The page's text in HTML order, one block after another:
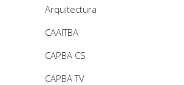
Arquitectura
CAAITBA
CAPBA CS
CAPBA TV